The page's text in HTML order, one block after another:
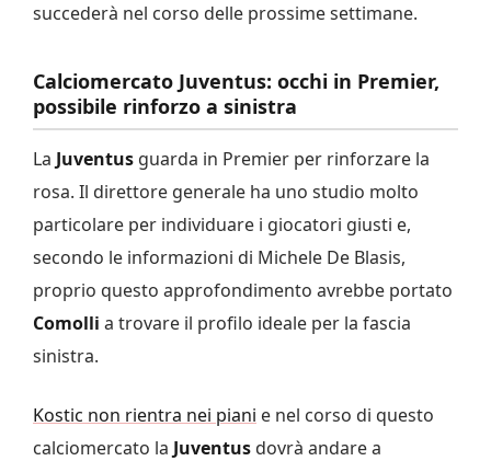
succederà nel corso delle prossime settimane.
Calciomercato Juventus: occhi in Premier,
possibile rinforzo a sinistra
La Juventus guarda in Premier per rinforzare la
rosa. Il direttore generale ha uno studio molto
particolare per individuare i giocatori giusti e,
secondo le informazioni di Michele De Blasis,
proprio questo approfondimento avrebbe portato
Comolli a trovare il profilo ideale per la fascia
sinistra.
Kostic non rientra nei piani e nel corso di questo
calciomercato la Juventus dovrà andare a